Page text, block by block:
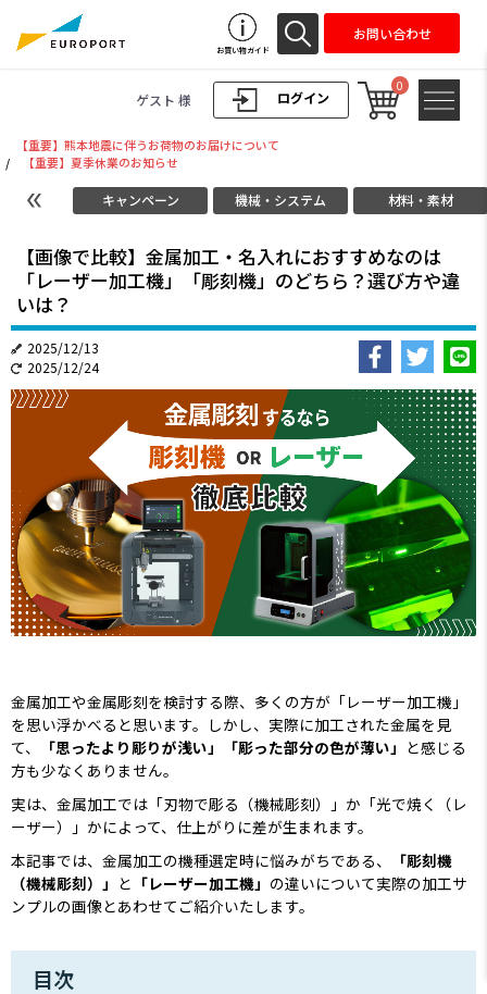
ログイン
ゲスト 様
0
お買い物ガイド
お問い合わせ
【重要】熊本地震に伴うお荷物のお届けについて
/
【重要】夏季休業のお知らせ
キャンペーン 機械・システム 材料・素材
【画像で比較】金属加工・名入れにおすすめなのは
「レーザー加工機」「彫刻機」のどちら？選び方や違
いは？
2025/12/13
2025/12/24
金属加工や金属彫刻を検討する際、多くの方が「レーザー加工機」
を思い浮かべると思います。 しかし、実際に加工された金属を見
て、
「思ったより彫りが浅い」「彫った部分の色が薄い」 と感じる
方も少なくありません。
実は、金属加工では「刃物で彫る（機械彫刻）」か「光で焼く（レ
ーザー）」かによって、仕上がりに差が生まれます。
本記事では、金属加工の機種選定時に悩みがちである、
「彫刻機
（機械彫刻）」 と 「レーザー加工機」 の違いについて実際の加工サ
ンプルの画像とあわせてご紹介いたします。
目次